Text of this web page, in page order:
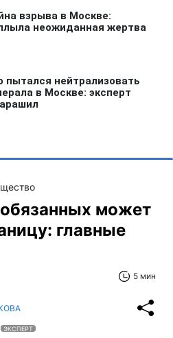
может
главные
5 мин
ЭКСПЕРТ